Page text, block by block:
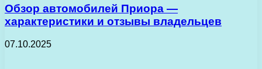
Обзор автомобилей Приора —
характеристики и отзывы владельцев
07.10.2025